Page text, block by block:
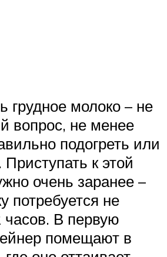
грудное молоко – не
вопрос, не менее
подогреть или
к этой
очень заранее –
потребуется не
В первую
помещают в